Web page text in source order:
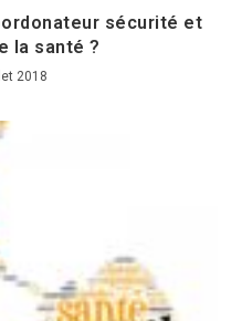
sécurité et
la santé ?
2018